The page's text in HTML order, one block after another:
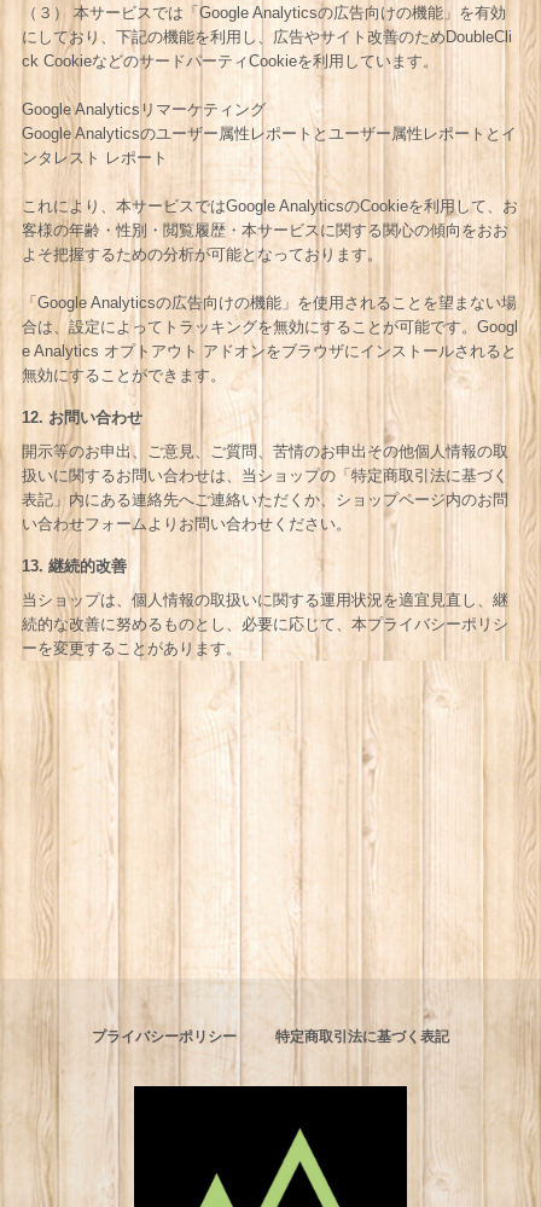
（３） 本サービスでは「Google Analyticsの広告向けの機能」を有効
にしており、下記の機能を利用し、広告やサイト改善のためDoubleCli
ck CookieなどのサードパーティCookieを利用しています。
Google Analyticsリマーケティング
Google Analyticsのユーザー属性レポートとユーザー属性レポートとイ
ンタレスト レポート
これにより、本サービスではGoogle AnalyticsのCookieを利用して、お
客様の年齢・性別・閲覧履歴・本サービスに関する関心の傾向をおお
よそ把握するための分析が可能となっております。
「Google Analyticsの広告向けの機能」を使用されることを望まない場
合は、設定によってトラッキングを無効にすることが可能です。Googl
e Analytics オプトアウト アドオンをブラウザにインストールされると
無効にすることができます。
12. お問い合わせ
開示等のお申出、ご意見、ご質問、苦情のお申出その他個人情報の取
扱いに関するお問い合わせは、当ショップの「特定商取引法に基づく
表記」内にある連絡先へご連絡いただくか、ショップページ内のお問
い合わせフォームよりお問い合わせください。
13. 継続的改善
当ショップは、個人情報の取扱いに関する運用状況を適宜見直し、継
続的な改善に努めるものとし、必要に応じて、本プライバシーポリシ
ーを変更することがあります。
プライバシーポリシー 特定商取引法に基づく表記